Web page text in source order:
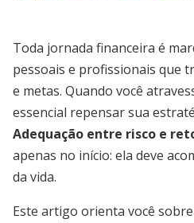
Toda jornada financeira é
pessoais e profissionais que
e metas. Quando você
essencial repensar sua
Adequação entre risco e
apenas no início: ela deve
da vida.
Este artigo orienta você